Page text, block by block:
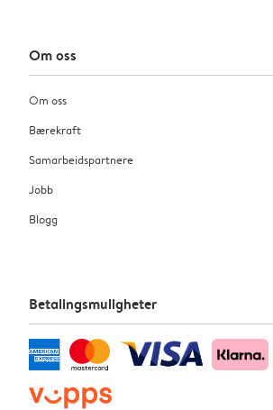
Om oss
Om oss
Bærekraft
Samarbeidspartnere
Jobb
Blogg
Betalingsmuligheter